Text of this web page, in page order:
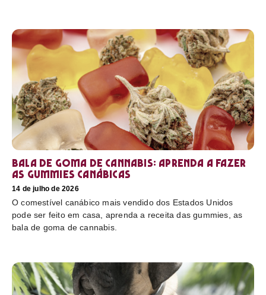
Bala de goma de cannabis: aprenda a fazer
as gummies canábicas
14 de julho de 2026
O comestível canábico mais vendido dos Estados Unidos
pode ser feito em casa, aprenda a receita das gummies, as
bala de goma de cannabis.